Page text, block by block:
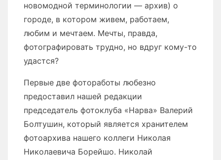
новомодной терминологии — архив) о
городе, в котором живем, работаем,
любим и мечтаем. Мечты, правда,
фотографировать трудно, но вдруг кому-то
удастся?
Первые две фотоработы любезно
предоставил нашей редакции
председатель фотоклуба «Нарва» Валерий
Болтушин, который является хранителем
фотоархива нашего коллеги Николая
Николаевича Борейшо. Николай